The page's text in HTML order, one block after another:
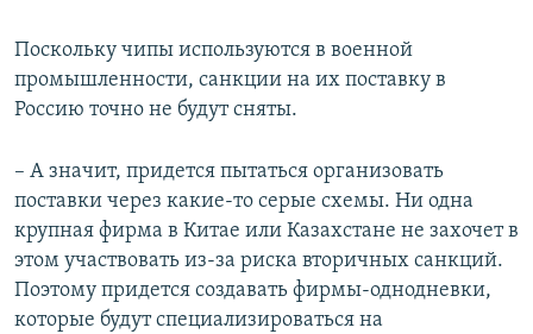
Поскольку чипы используются в военной
промышленности, санкции на их поставку в
Россию точно не будут сняты.
– А значит, придется пытаться организовать
поставки через какие-то серые схемы. Ни одна
крупная фирма в Китае или Казахстане не захочет в
этом участвовать из-за риска вторичных санкций.
Поэтому придется создавать фирмы-однодневки,
которые будут специализироваться на